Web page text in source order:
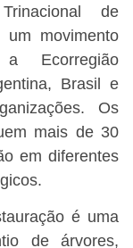
de
movimento
Ecorregião
Brasil e
Os
mais de 30
em diferentes
é uma
de árvores,